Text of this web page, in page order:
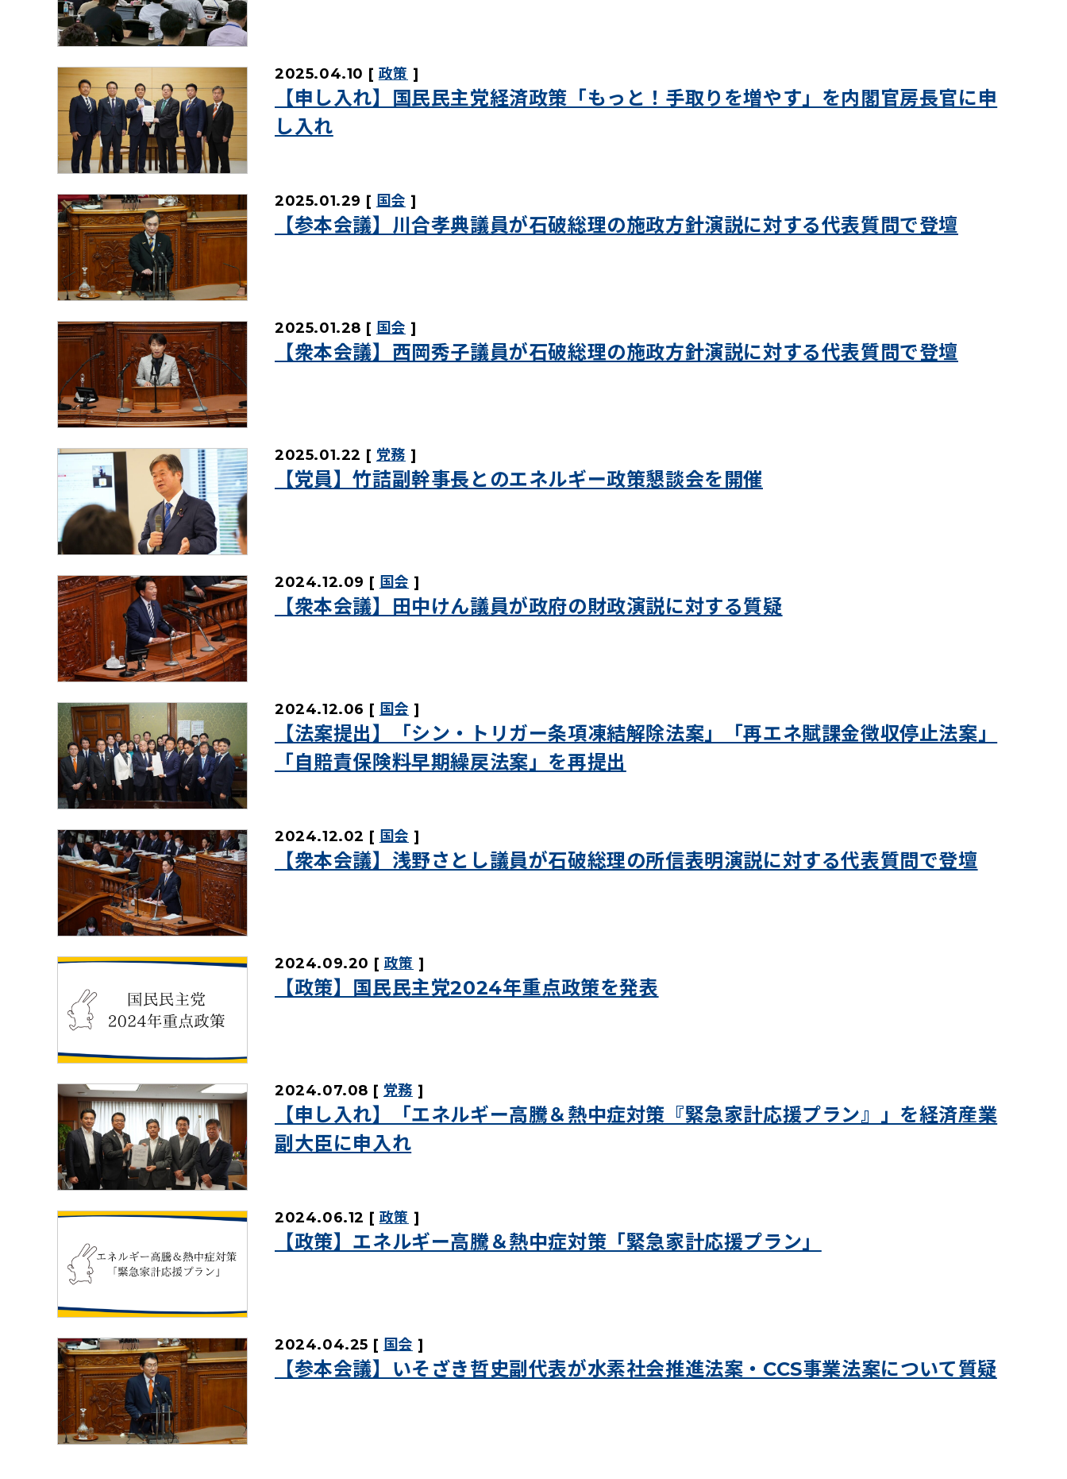
2025.04.10 政策
【申し入れ】国民民主党経済政策「もっと！手取りを増やす」を内閣官房長官に申
し入れ
2025.01.29 国会
【参本会議】川合孝典議員が石破総理の施政方針演説に対する代表質問で登壇
2025.01.28 国会
【衆本会議】西岡秀子議員が石破総理の施政方針演説に対する代表質問で登壇
2025.01.22 党務
【党員】竹詰副幹事長とのエネルギー政策懇談会を開催
2024.12.09 国会
【衆本会議】田中けん議員が政府の財政演説に対する質疑
2024.12.06 国会
【法案提出】「シン・トリガー条項凍結解除法案」「再エネ賦課金徴収停止法案」
「自賠責保険料早期繰戻法案」を再提出
2024.12.02 国会
【衆本会議】浅野さとし議員が石破総理の所信表明演説に対する代表質問で登壇
2024.09.20 政策
【政策】国民民主党2024年重点政策を発表
2024.07.08 党務
【申し入れ】「エネルギー高騰＆熱中症対策『緊急家計応援プラン』」を経済産業
副大臣に申入れ
2024.06.12 政策
【政策】エネルギー高騰＆熱中症対策「緊急家計応援プラン」
2024.04.25 国会
【参本会議】いそざき哲史副代表が水素社会推進法案・CCS事業法案について質疑